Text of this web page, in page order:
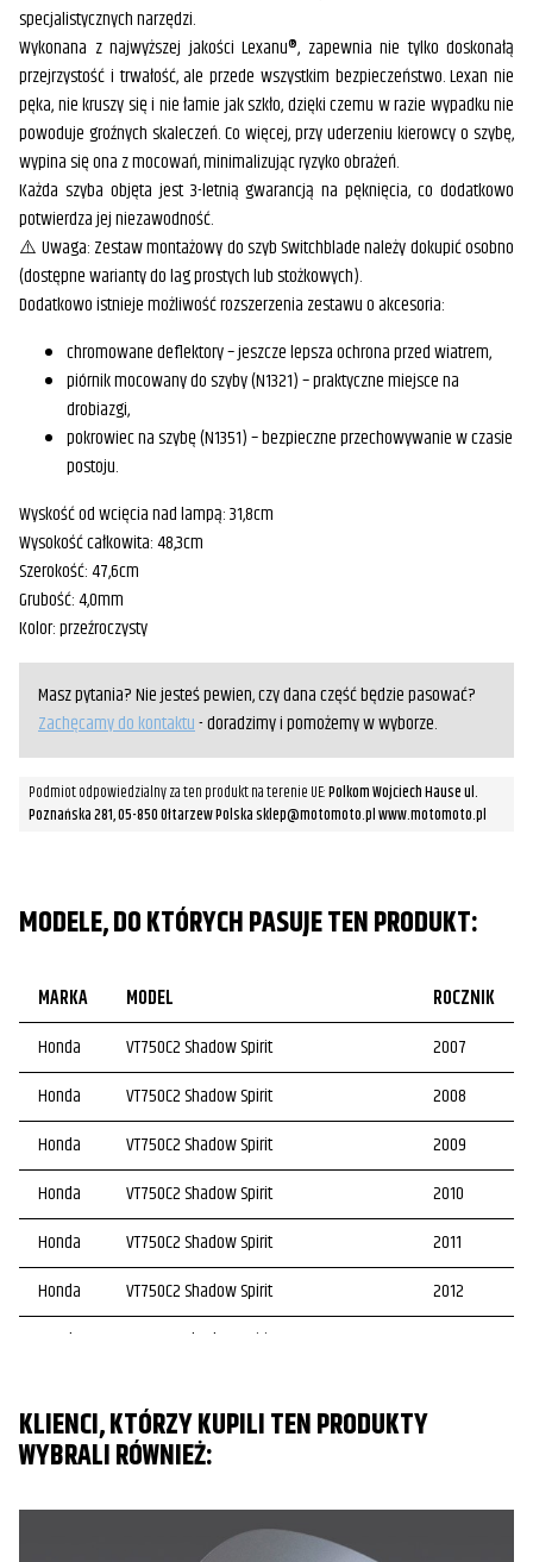
specjalistycznych narzędzi.
Wykonana z najwyższej jakości Lexanu®, zapewnia nie tylko doskonałą
przejrzystość i trwałość, ale przede wszystkim bezpieczeństwo. Lexan nie
pęka, nie kruszy się i nie łamie jak szkło, dzięki czemu w razie wypadku nie
powoduje groźnych skaleczeń. Co więcej, przy uderzeniu kierowcy o szybę,
wypina się ona z mocowań, minimalizując ryzyko obrażeń.
Każda szyba objęta jest 3-letnią gwarancją na pęknięcia, co dodatkowo
potwierdza jej niezawodność.
⚠️ Uwaga: Zestaw montażowy do szyb Switchblade należy dokupić osobno
(dostępne warianty do lag prostych lub stożkowych).
Dodatkowo istnieje możliwość rozszerzenia zestawu o akcesoria:
chromowane deflektory – jeszcze lepsza ochrona przed wiatrem,
piórnik mocowany do szyby (N1321) – praktyczne miejsce na
drobiazgi,
pokrowiec na szybę (N1351) – bezpieczne przechowywanie w czasie
postoju.
Wyskość od wcięcia nad lampą: 31,8cm
Wysokość całkowita: 48,3cm
Szerokość: 47,6cm
Grubość: 4,0mm
Kolor: przeźroczysty
Masz pytania? Nie jesteś pewien, czy dana część będzie pasować?
Zachęcamy do kontaktu- doradzimy i pomożemy w wyborze.
Podmiot odpowiedzialny za ten produkt na terenie UE:Polkom Wojciech Hause ul.
Poznańska 281, 05-850 Ołtarzew Polska sklep@motomoto.pl www.motomoto.pl
MODELE, DO KTÓRYCH PASUJE TEN PRODUKT:
MARKA MODEL
ROCZNIK
Honda
VT750C2 Shadow Spirit
2007
Honda
VT750C2 Shadow Spirit
2008
Honda
VT750C2 Shadow Spirit
2009
Honda
VT750C2 Shadow Spirit
2010
Honda
VT750C2 Shadow Spirit
2011
Honda
VT750C2 Shadow Spirit
2012
Honda
VT750C2 Shadow Spirit
Honda
VT750C2 Shadow Spirit
VT750C2A/B Shadow Phantom/Black
KLIENCI, KTÓRZY KUPILI TEN PRODUKTY
WYBRALI RÓWNIEŻ: